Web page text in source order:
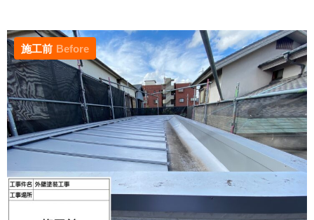
施工前 Before